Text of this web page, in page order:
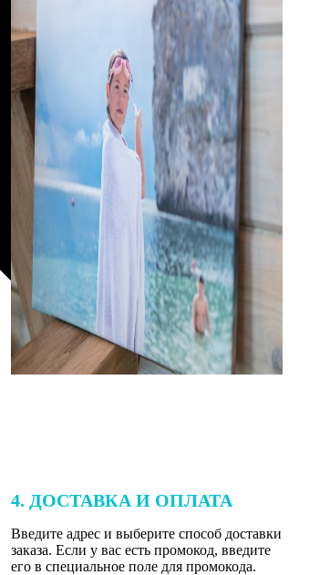
4. ДОСТАВКА И ОПЛАТА
Введите адрес и выберите способ доставки
заказа. Если у вас есть промокод, введите
его в специальное поле для промокода.